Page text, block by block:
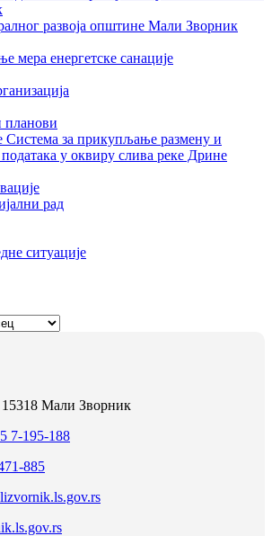
развоја општине Мали Зворник
мера енергетске санације
планови
Система за прикупљање размену и
у оквиру слива реке Дрине
рад
ситуације
Мали Зворник
7-195-188
885